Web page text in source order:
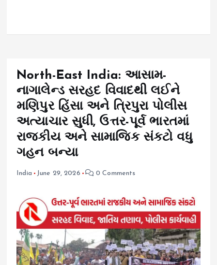
North-East India: આસામ-
નાગાલેન્ડ સરહદ વિવાદથી લઈને
મણિપુર હિંસા અને ત્રિપુરા પોલીસ
અત્યાચાર સુધી, ઉત્તર-પૂર્વ ભારતમાં
રાજકીય અને સામાજિક સંકટો વધુ
ગહન બન્યા
India June 29, 2026 0 Comments